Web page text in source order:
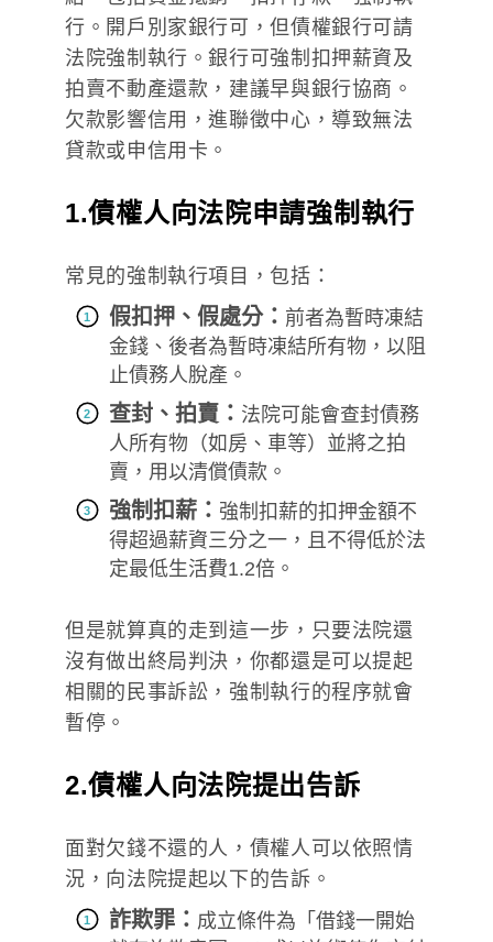
行。開戶別家銀行可，但債權銀行可請
法院強制執行。銀行可強制扣押薪資及
拍賣不動產還款，建議早與銀行協商。
欠款影響信用，進聯徵中心，導致無法
貸款或申信用卡。
1.債權人向法院申請強制執行
常見的強制執行項目，包括：
假扣押、假處分： 前者為暫時凍結
金錢、後者為暫時凍結所有物，以阻
止債務人脫產。
查封、拍賣： 法院可能會查封債務
人所有物（如房、車等）並將之拍
賣，用以清償債款。
強制扣薪： 強制扣薪的扣押金額不
得超過薪資三分之一，且不得低於法
定最低生活費1.2倍。
但是就算真的走到這一步，只要法院還
沒有做出終局判決，你都還是可以提起
相關的民事訴訟，強制執行的程序就會
暫停。
2.債權人向法院提出告訴
面對欠錢不還的人，債權人可以依照情
況，向法院提起以下的告訴。
詐欺罪： 成立條件為「借錢一開始